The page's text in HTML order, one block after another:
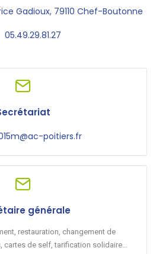
Gadioux, 79110 Chef-Boutonne
05.49.29.81.27
poitiers.fr
générale
restauration, changement de
cartes de self, tarification solidaire…